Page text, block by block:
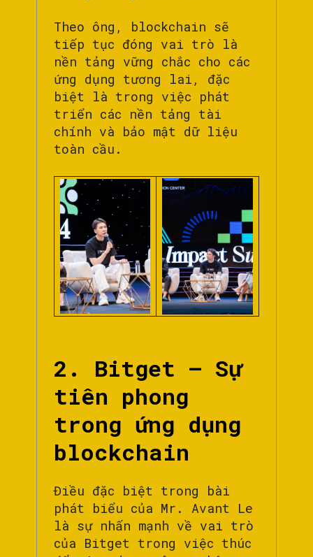
Theo ông, blockchain sẽ
tiếp tục đóng vai trò là
nền tảng vững chắc cho các
ứng dụng tương lai, đặc
biệt là trong việc phát
triển các nền tảng tài
chính và bảo mật dữ liệu
toàn cầu.
2. Bitget – Sự
tiên phong
trong ứng dụng
blockchain
Điều đặc biệt trong bài
phát biểu của Mr. Avant Le
là sự nhấn mạnh về vai trò
của Bitget trong việc thúc